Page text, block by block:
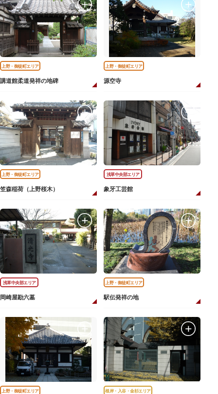
上野・御徒町エリア
講道館柔道発祥の地碑
上野・御徒町エリア
源空寺
上野・御徒町エリア
笠森稲荷（上野桜木）
浅草中央部エリア
象牙工芸館
浅草中央部エリア
岡崎屋勘六墓
上野・御徒町エリア
駅伝発祥の地
上野・御徒町エリア 根岸・入谷・金杉エリア